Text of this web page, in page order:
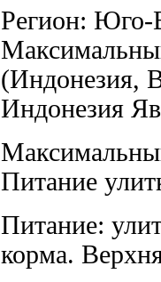
Регион: Юго-
(Индонезия,
Индонезия
Питание
Питание:
корма.